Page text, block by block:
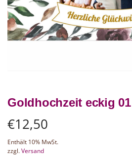
Goldhochzeit eckig 01
€12,50
Enthält 10% MwSt.
zzgl.Versand